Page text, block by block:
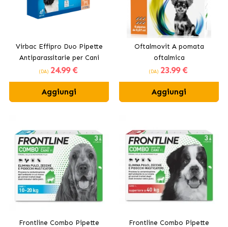
Virbac Effipro Duo Pipette
Antiparassitarie per Cani
(DA) 24.99 €
Aggiungi
Oftalmovit A pomata
oftalmica
(DA) 23.99 €
Aggiungi
Frontline Combo Pipette
Frontline Combo Pipette